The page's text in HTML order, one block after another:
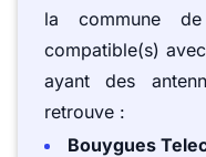
la commune
compatible(s)
ayant des
retrouve :
Bouygues